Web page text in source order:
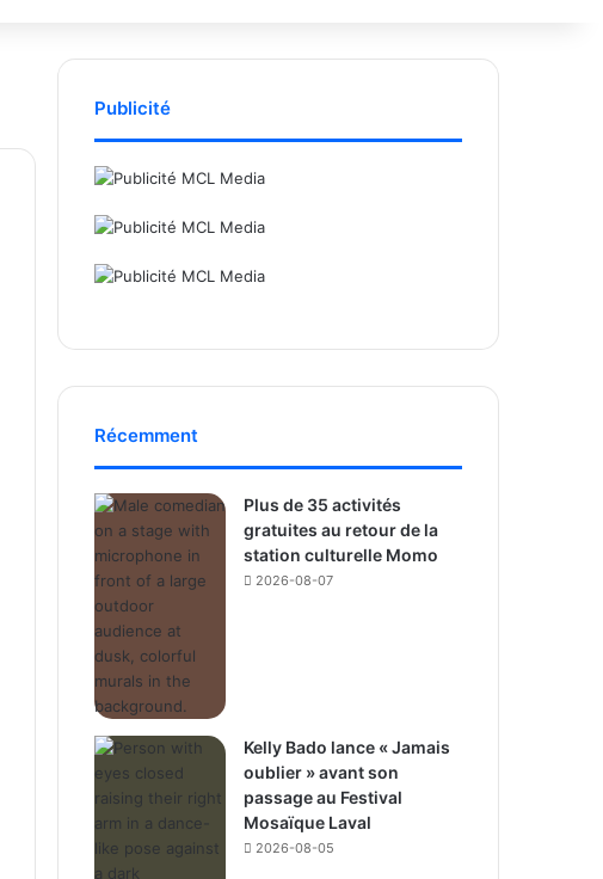
Publicité
Récemment
Plus de 35 activités
gratuites au retour de la
station culturelle Momo
2026-08-07
Kelly Bado lance « Jamais
oublier » avant son
passage au Festival
Mosaïque Laval
2026-08-05